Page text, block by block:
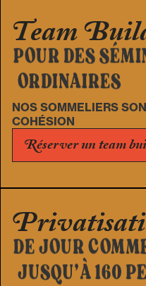
Team
POUR DES
ORDINAIRES
NOS SOMMELIERS
COHÉSION
Réserver un team
DE JOUR
JUSQU’À 160